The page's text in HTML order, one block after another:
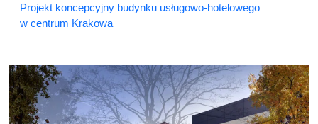
Projekt koncepcyjny budynku usługowo-hotelowego
w centrum Krakowa